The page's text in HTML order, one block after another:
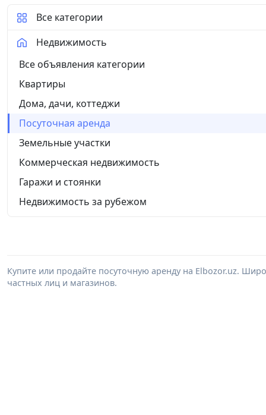
Все категории
Недвижимость
Все объявления категории
Квартиры
Дома, дачи, коттеджи
Посуточная аренда
Земельные участки
Коммерческая недвижимость
Гаражи и стоянки
Недвижимость за рубежом
Купите или продайте посуточную аренду на Elbozor.uz.
частных лиц и магазинов.